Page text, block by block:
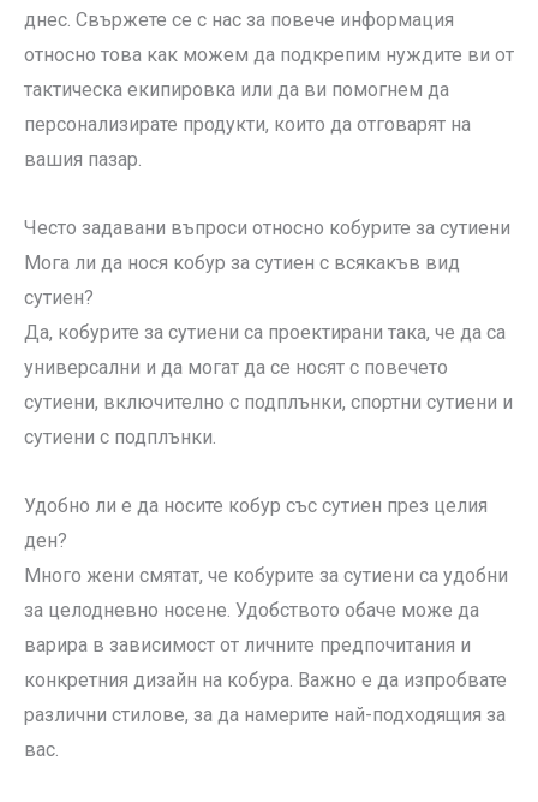
днес. Свържете се с нас за повече информация
относно това как можем да подкрепим нуждите ви от
тактическа екипировка или да ви помогнем да
персонализирате продукти, които да отговарят на
вашия пазар.
Често задавани въпроси относно кобурите за сутиени
Мога ли да нося кобур за сутиен с всякакъв вид
сутиен?
Да, кобурите за сутиени са проектирани така, че да са
универсални и да могат да се носят с повечето
сутиени, включително с подплънки, спортни сутиени и
сутиени с подплънки.
Удобно ли е да носите кобур със сутиен през целия
ден?
Много жени смятат, че кобурите за сутиени са удобни
за целодневно носене. Удобството обаче може да
варира в зависимост от личните предпочитания и
конкретния дизайн на кобура. Важно е да изпробвате
различни стилове, за да намерите най-подходящия за
вас.